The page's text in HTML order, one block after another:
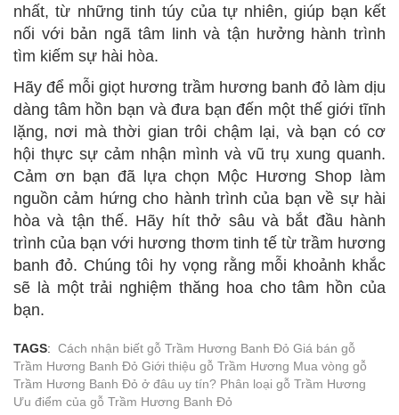
nhất, từ những tinh túy của tự nhiên, giúp bạn kết
nối với bản ngã tâm linh và tận hưởng hành trình
tìm kiếm sự hài hòa.
Hãy để mỗi giọt hương trầm hương banh đỏ làm dịu
dàng tâm hồn bạn và đưa bạn đến một thế giới tĩnh
lặng, nơi mà thời gian trôi chậm lại, và bạn có cơ
hội thực sự cảm nhận mình và vũ trụ xung quanh.
Cảm ơn bạn đã lựa chọn Mộc Hương Shop làm
nguồn cảm hứng cho hành trình của bạn về sự hài
hòa và tận thế. Hãy hít thở sâu và bắt đầu hành
trình của bạn với hương thơm tinh tế từ trầm hương
banh đỏ. Chúng tôi hy vọng rằng mỗi khoảnh khắc
sẽ là một trải nghiệm thăng hoa cho tâm hồn của
bạn.
TAGS: Cách nhận biết gỗ Trầm Hương Banh Đỏ Giá bán gỗ
Trầm Hương Banh Đỏ Giới thiệu gỗ Trầm Hương Mua vòng gỗ
Trầm Hương Banh Đỏ ở đâu uy tín? Phân loại gỗ Trầm Hương
Ưu điểm của gỗ Trầm Hương Banh Đỏ